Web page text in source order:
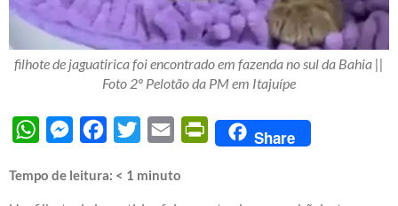
filhote de jaguatirica foi encontrado em fazenda no sul da Bahia ||
Foto 2º Pelotão da PM em Itajuípe
WhatsAppMessengerFacebook
Twitter Email PrintFriendly
Share
Tempo de leitura: < 1 minuto